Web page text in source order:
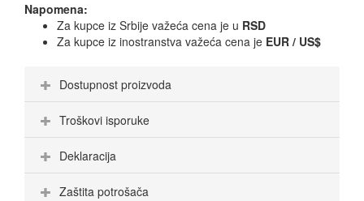
Napomena:
Za kupce iz Srbije važeća cena je u RSD
Za kupce iz inostranstva važeća cena je EUR / US$
Dostupnost proizvoda
Troškovi isporuke
Deklaracija
Zaštita potrošača